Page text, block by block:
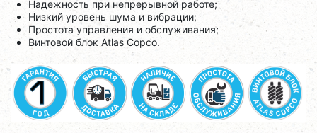
Надежность при непрерывной работе;
Низкий уровень шума и вибрации;
Простота управления и обслуживания;
Винтовой блок Atlas Copco.